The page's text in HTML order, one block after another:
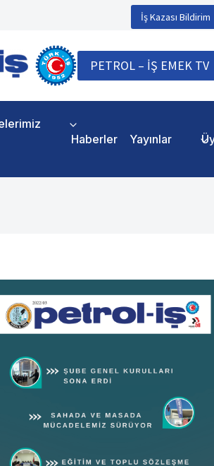
İş Kazası Bildirim
PETROL – İŞ EMEK TV
Haberler Yayınlar